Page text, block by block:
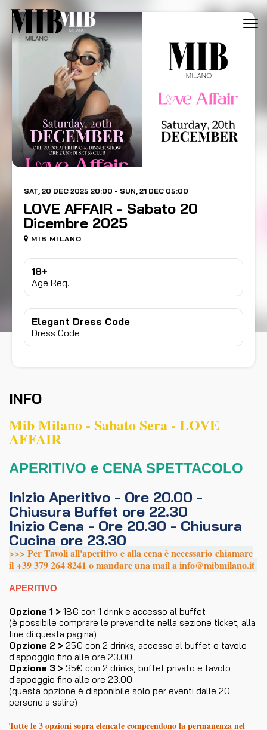
SAT, 20 DEC 2025 20:00 - SUN, 21 DEC 05:00
LOVE AFFAIR - Sabato 20
Dicembre 2025
MIB MILANO
18+
Age Req.
Elegant Dress Code
Dress Code
INFO
Mib Milano - Sabato Sera - LOVE
AFFAIR
APERITIVO e CENA SPETTACOLO
Inizio Aperitivo - Ore 20.00 -
Chiusura Buffet ore 22.30
Inizio Cena - Ore 20.30 - Chiusura
Cucina ore 23.30
>>> Per Tavoli all'aperitivo e alla cena è necessario chiamare
il +39 379 264 8241 o mandare una mail a info@mibmilano.it
APERITIVO
Opzione 1 > 18€ con 1 drink e accesso al buffet
(è possibile comprare le prevendite nella sezione ticket, alla
fine di questa pagina)
Opzione 2 > 25€ con 2 drinks, accesso al buffet e tavolo
d'appoggio fino alle ore 23.00
Opzione 3 > 35€ con 2 drinks, buffet privato e tavolo
d'appoggio fino alle ore 23.00
(questa opzione è disponibile solo per eventi dalle 20
persone a salire)
Tutte le 3 opzioni sopra elencate comprendono la permanenza nel